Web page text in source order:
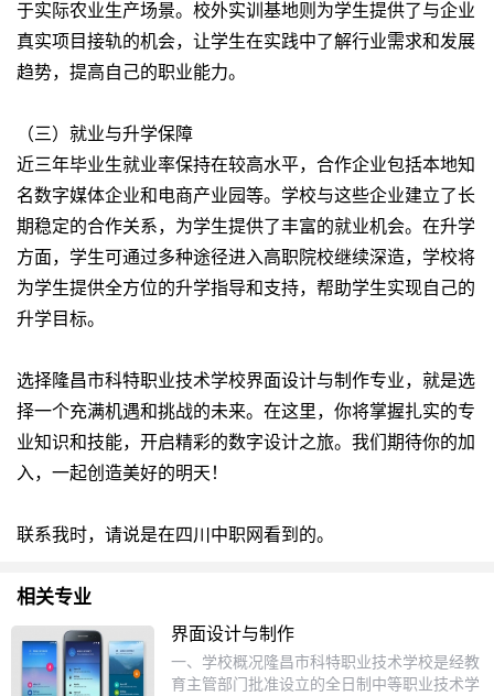
于实际农业生产场景。校外实训基地则为学生提供了与企业
真实项目接轨的机会，让学生在实践中了解行业需求和发展
趋势，提高自己的职业能力。
（三）就业与升学保障
近三年毕业生就业率保持在较高水平，合作企业包括本地知
名数字媒体企业和电商产业园等。学校与这些企业建立了长
期稳定的合作关系，为学生提供了丰富的就业机会。在升学
方面，学生可通过多种途径进入高职院校继续深造，学校将
为学生提供全方位的升学指导和支持，帮助学生实现自己的
升学目标。
选择隆昌市科特职业技术学校界面设计与制作专业，就是选
择一个充满机遇和挑战的未来。在这里，你将掌握扎实的专
业知识和技能，开启精彩的数字设计之旅。我们期待你的加
入，一起创造美好的明天！
联系我时，请说是在四川中职网看到的。
相关专业
界面设计与制作
一、学校概况隆昌市科特职业技术学校是经教
育主管部门批准设立的全日制中等职业技术学